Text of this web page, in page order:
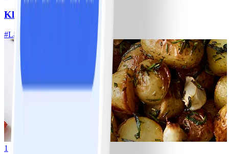
Klassisk vitkålssallad
#Lätt
1